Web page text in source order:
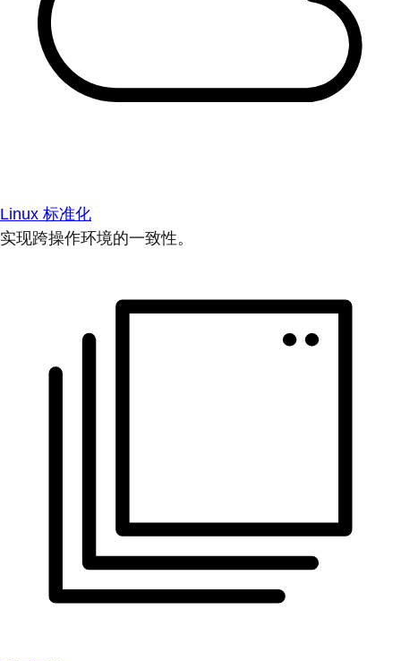
Linux 标准化
实现跨操作环境的一致性。